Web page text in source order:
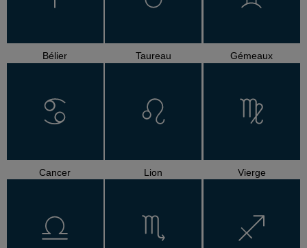
Bélier Taureau Gémeaux
Cancer Lion Vierge